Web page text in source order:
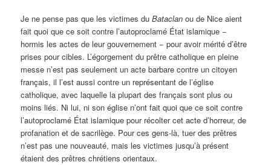
Je ne pense pas que les victimes duBataclan ou de Nice aient
fait quoi que ce soit contre l’autoproclamé État islamique −
hormis les actes de leur gouvernement − pour avoir mérité d’être
prises pour cibles. L’égorgement du prêtre catholique en pleine
messe n’est pas seulement un acte barbare contre un citoyen
français, il l’est aussi contre un représentant de l’église
catholique, avec laquelle la plupart des français sont plus ou
moins liés. Ni lui, ni son église n’ont fait quoi que ce soit contre
l’autoproclamé État islamique pour récolter cet acte d’horreur, de
profanation et de sacrilège. Pour ces gens-là, tuer des prêtres
n’est pas une nouveauté, mais les victimes jusqu’à présent
étaient des prêtres chrétiens orientaux.